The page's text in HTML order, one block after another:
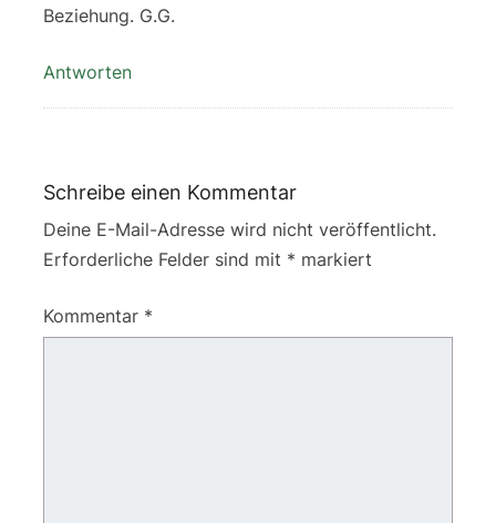
Beziehung. G.G.
Antworten
Schreibe einen Kommentar
Deine E-Mail-Adresse wird nicht veröffentlicht.
Erforderliche Felder sind mit * markiert
Kommentar *